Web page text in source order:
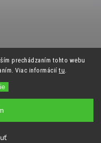
prechádzaním tohto webu
Viac informáciítu.